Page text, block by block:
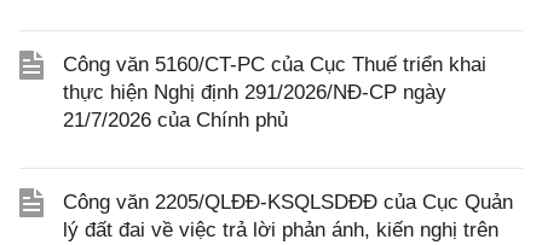
Công văn 5160/CT-PC của Cục Thuế triển khai
thực hiện Nghị định 291/2026/NÐ-CP ngày
21/7/2026 của Chính phủ
Công văn 2205/QLĐĐ-KSQLSDĐĐ của Cục Quản
lý đất đai về việc trả lời phản ánh, kiến nghị trên